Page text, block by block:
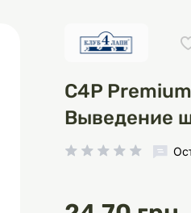
Наповнювачі
Акваріуми
C4P
Выведение